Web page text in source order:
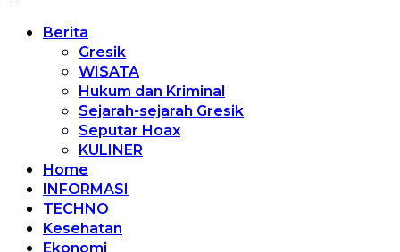
Berita
Gresik
WISATA
Hukum dan Kriminal
Sejarah-sejarah Gresik
Seputar Hoax
KULINER
Home
INFORMASI
TECHNO
Kesehatan
Ekonomi